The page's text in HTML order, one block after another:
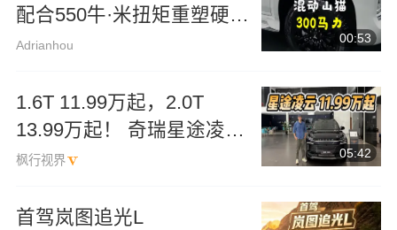
配合550牛·米扭矩重塑硬派
越野传奇
Adrianhou
00:53
1.6T 11.99万起，2.0T
13.99万起！ 奇瑞星途凌云
真的贵吗？
枫行视界
05:42
首驾岚图追光L